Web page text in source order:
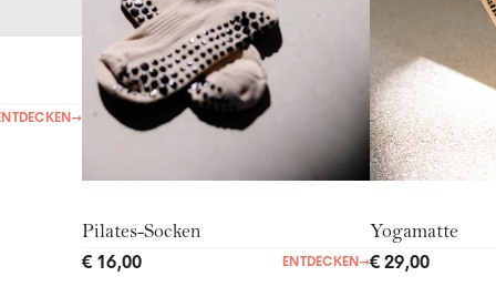
→
Pilates-Socken
€ 16,00 ENTDECKEN→
Yogamatte
€ 29,00